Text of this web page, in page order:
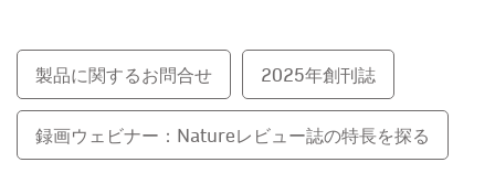
製品に関するお問合せ 2025年創刊誌
録画ウェビナー：Natureレビュー誌の特長を探る